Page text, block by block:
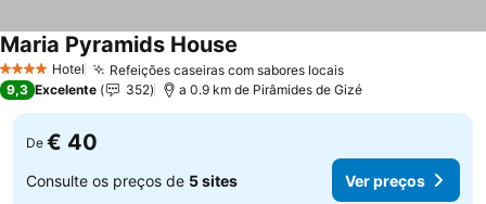
4 EstrelasHotel Refeições caseiras com sabores locaisVer preços
Maria Pyramids House
9,3 Excelente 352 a 0.9 km de Pirâmides de Gizé
De € 40
Consulte os preços de 5 sites Ver preços